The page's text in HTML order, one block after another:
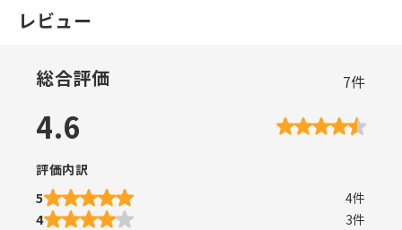
レビュー
総合評価 7件
4.6
評価内訳
5
4件
4
3件